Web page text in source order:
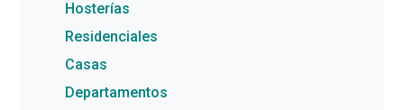
Hosterías
Residenciales
Casas
Departamentos